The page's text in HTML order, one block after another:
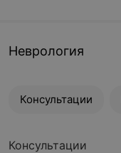
Неврология
Консультации
Консультации